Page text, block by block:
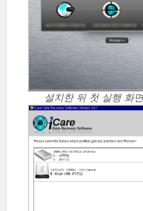
설치한 뒤 첫 실행 화